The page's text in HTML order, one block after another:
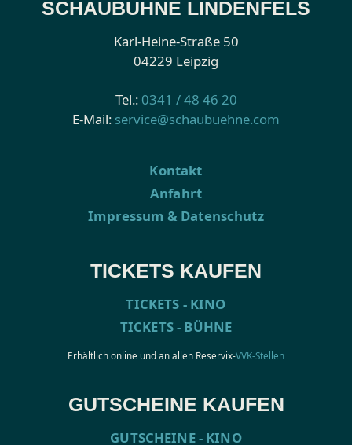
SCHAUBÜHNE LINDENFELS
Karl-Heine-Straße 50
04229 Leipzig
Tel.: 0341 / 48 46 20
E-Mail: service@schaubuehne.com
Kontakt
Anfahrt
Impressum & Datenschutz
TICKETS KAUFEN
TICKETS - KINO
TICKETS - BÜHNE
Erhältlich online und an allen Reservix-VVK-Stellen
GUTSCHEINE KAUFEN
GUTSCHEINE - KINO